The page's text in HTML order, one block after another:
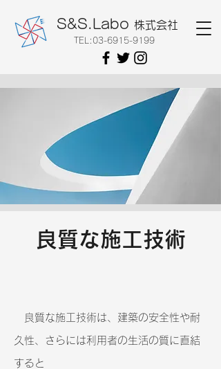
S&S.Labo 株式会社
TEL: 03-6915-9199
良質な施工技術
良質な施工技術は、建築の安全性や耐
久性、さらには利用者の生活の質に直結
すると